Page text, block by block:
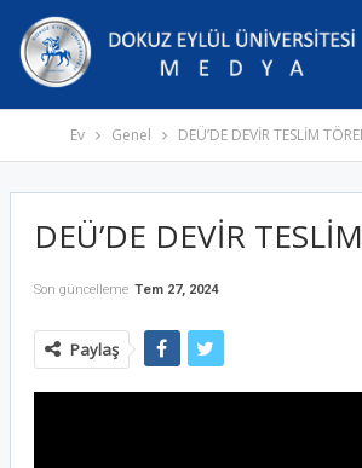
Ev Genel DEÜ’DE DEVİR TESLİM
DEÜ’DE DEVİR
Son güncelleme Tem 27, 2024
Paylaş